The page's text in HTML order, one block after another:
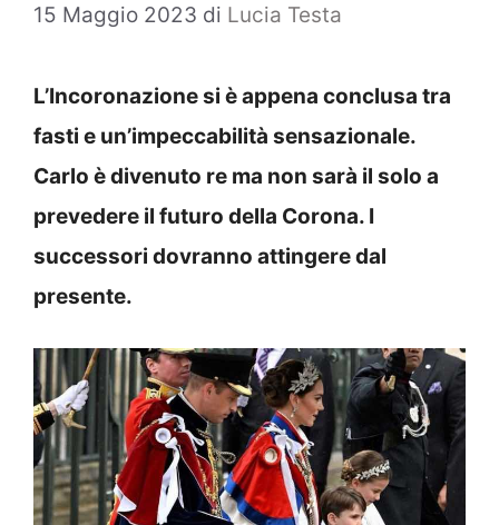
15 Maggio 2023 di Lucia Testa
L’Incoronazione si è appena conclusa tra
fasti e un’impeccabilità sensazionale.
Carlo è divenuto re ma non sarà il solo a
prevedere il futuro della Corona. I
successori dovranno attingere dal
presente.